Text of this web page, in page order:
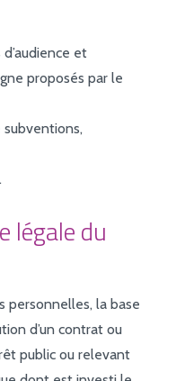
et
proposés par le
subventions,
légale du
la base
d’un contrat ou
public ou relevant